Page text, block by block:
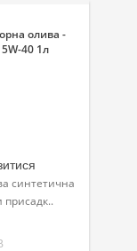
олива -
40 1л
синтетична
присадк..